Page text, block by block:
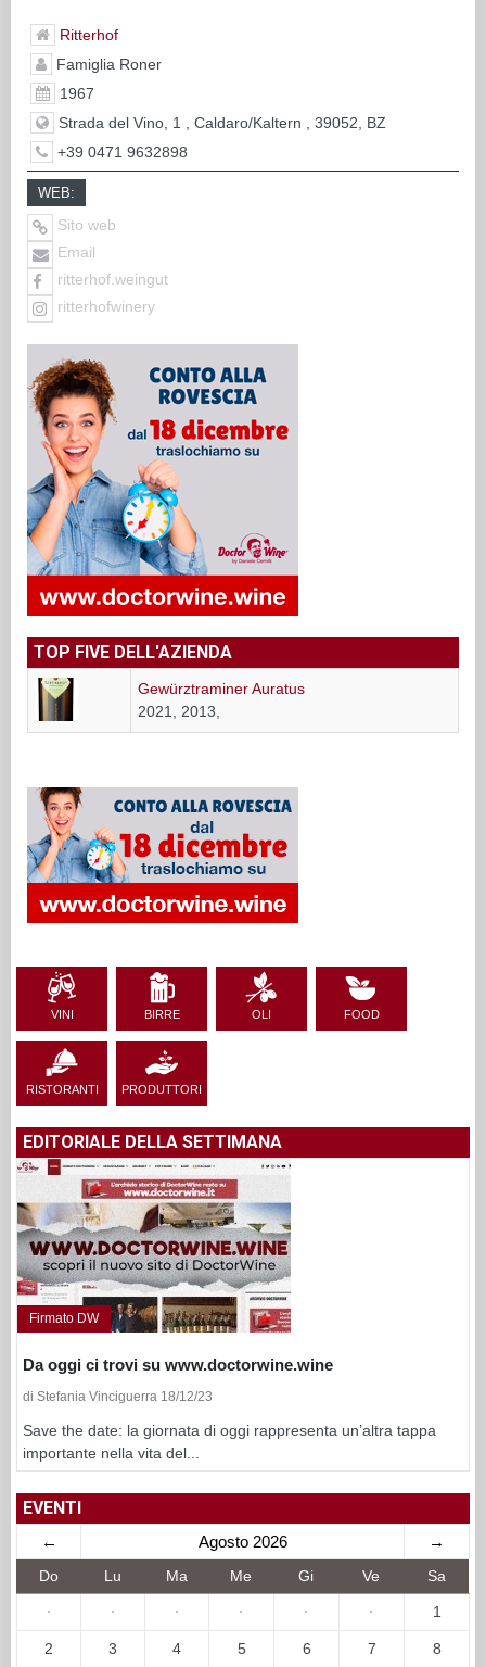
Ritterhof
Famiglia Roner
1967
Strada del Vino, 1 , Caldaro/Kaltern , 39052, BZ
+39 0471 9632898
WEB:
Sito web
Email
ritterhof.weingut
ritterhofwinery
TOP FIVE DELL'AZIENDA
Gewürztraminer Auratus
2021, 2013,
VINI BIRRE OLI FOOD
RISTORANTI PRODUTTORI
EDITORIALE DELLA SETTIMANA
Firmato DW
Da oggi ci trovi su www.doctorwine.wine
di Stefania Vinciguerra 18/12/23
Save the date: la giornata di oggi rappresenta un’altra tappa
importante nella vita del...
EVENTI
← Agosto 2026 →
Do Lu Ma Me Gi Ve Sa
· · · · · · 1
2 3 4 5 6 7 8